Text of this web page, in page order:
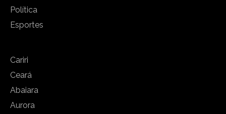
Política
Esportes
Cariri
Ceará
Abaiara
Aurora